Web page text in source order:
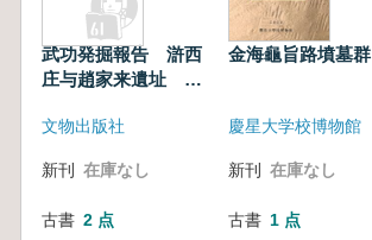
武功発掘報告 滸西
庄与趙家来遺址 平
文物出版社
新刊 在庫なし
古書 2 点
金海龜旨路墳墓群
慶星大学校博物館
新刊 在庫なし
古書 1 点